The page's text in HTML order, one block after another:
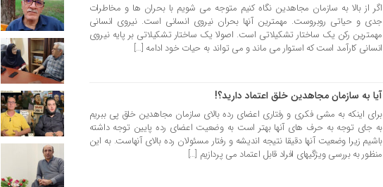
اگر از بالا به سازمان مجاهدین نگاه کنیم متوجه می شویم با بحران ها و مخاطرات
جدی و حیاتی روبروست. مهمترین آنها بحران نیروی انسانی است. نیروی انسانی
مهمترین رکن یک ساختار تشکیلاتی است. اصولا یک ساختار تشکیلاتی بر پایه نیروی
انسانی کارآمد است که استوار می ماند و می تواند به حیات خود ادامه […]
آیا به سازمان مجاهدین خلق اعتماد دارید؟!
برای اینکه به مشی فکری و رفتاری اعضای رده بالای سازمان مجاهدین خلق پی ببریم
به جای توجه به حرف های آنها بهتر است به وضعیت اعضای رده پایین توجه داشته
باشیم زیرا وضعیت آنها دقیقا نتیجه اندیشه و رفتار مسئولان رده بالای آنهاست. به این
منظور به بررسی ویژگیهای افراد قابل اعتماد می پردازیم […]